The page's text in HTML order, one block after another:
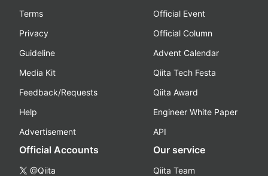
Terms
Privacy
Guideline
Media Kit
Feedback/Requests
Help
Advertisement
Official Event
Official Column
Advent Calendar
Qiita Tech Festa
Qiita Award
Engineer White Paper
API
Official Accounts
@Qiita
Our service
Qiita Team